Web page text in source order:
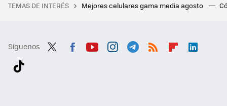
TEMAS DE INTERÉS Mejores celulares gama media agosto
Síguenos